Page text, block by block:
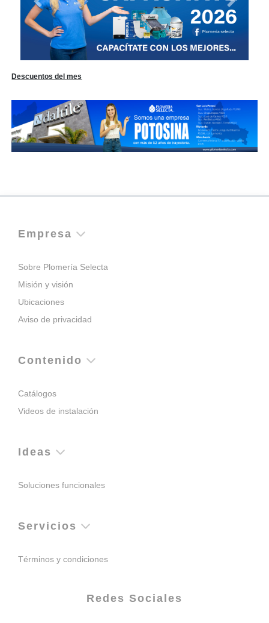
Previous Next
Descuentos del mes
Empresa
Sobre Plomería Selecta
Misión y visión
Ubicaciones
Aviso de privacidad
Contenido
Catálogos
Videos de instalación
Ideas
Soluciones funcionales
Servicios
Términos y condiciones
Redes Sociales